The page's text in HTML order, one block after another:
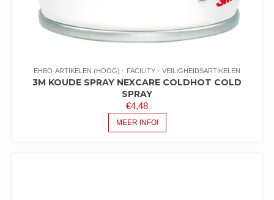
EHBO-ARTIKELEN (HOOG) FACILITY VEILIGHEIDSARTIKELEN
3M KOUDE SPRAY NEXCARE COLDHOT COLD
SPRAY
€4,48
MEER INFO!